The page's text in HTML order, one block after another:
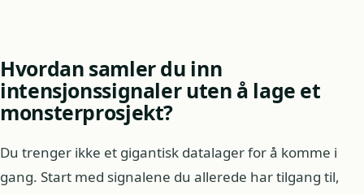
Hvordan samler du inn
intensjonssignaler uten å lage et
monsterprosjekt?
Du trenger ikke et gigantisk datalager for å komme i
gang. Start med signalene du allerede har tilgang til,